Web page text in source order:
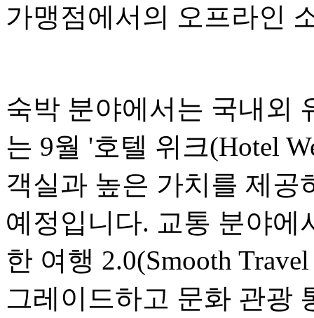
가맹점에서의 오프라인
숙박 분야에서는 국내외
는 9월 '호텔 위크(Hotel
객실과 높은 가치를 제
예정입니다. 교통 분야
한 여행 2.0(Smooth
그레이드하고 문화 관광